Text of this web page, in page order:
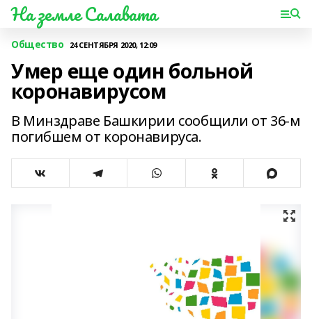
На земле Салавата
Общество 24 СЕНТЯБРЯ 2020, 12:09
Умер еще один больной
коронавирусом
В Минздраве Башкирии сообщили от 36-м
погибшем от коронавируса.